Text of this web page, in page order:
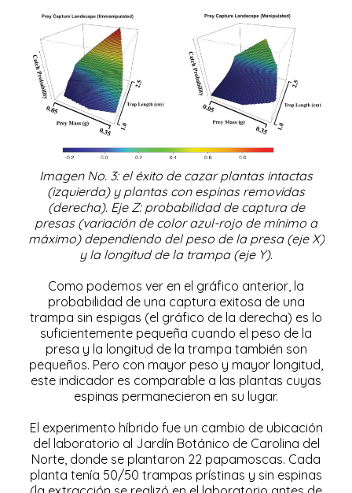
Imagen No. 3: el éxito de cazar plantas intactas
(izquierda) y plantas con espinas removidas
(derecha). Eje Z: probabilidad de captura de
presas (variación de color azul-rojo de mínimo a
máximo) dependiendo del peso de la presa (eje X)
y la longitud de la trampa (eje Y).
Como podemos ver en el gráfico anterior, la
probabilidad de una captura exitosa de una
trampa sin espigas (el gráfico de la derecha) es lo
suficientemente pequeña cuando el peso de la
presa y la longitud de la trampa también son
pequeños. Pero con mayor peso y mayor longitud,
este indicador es comparable a las plantas cuyas
espinas permanecieron en su lugar.
El experimento híbrido fue un cambio de ubicación
del laboratorio al Jardín Botánico de Carolina del
Norte, donde se plantaron 22 papamoscas. Cada
planta tenía 50/50 trampas prístinas y sin espinas